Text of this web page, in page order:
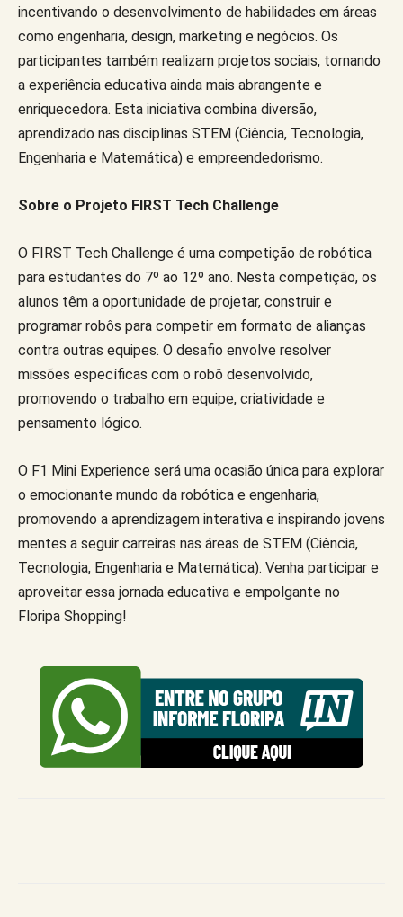
incentivando o desenvolvimento de habilidades em áreas
como engenharia, design, marketing e negócios. Os
participantes também realizam projetos sociais, tornando
a experiência educativa ainda mais abrangente e
enriquecedora. Esta iniciativa combina diversão,
aprendizado nas disciplinas STEM (Ciência, Tecnologia,
Engenharia e Matemática) e empreendedorismo.
Sobre o Projeto FIRST Tech Challenge
O FIRST Tech Challenge é uma competição de robótica
para estudantes do 7º ao 12º ano. Nesta competição, os
alunos têm a oportunidade de projetar, construir e
programar robôs para competir em formato de alianças
contra outras equipes. O desafio envolve resolver
missões específicas com o robô desenvolvido,
promovendo o trabalho em equipe, criatividade e
pensamento lógico.
O F1 Mini Experience será uma ocasião única para explorar
o emocionante mundo da robótica e engenharia,
promovendo a aprendizagem interativa e inspirando jovens
mentes a seguir carreiras nas áreas de STEM (Ciência,
Tecnologia, Engenharia e Matemática). Venha participar e
aproveitar essa jornada educativa e empolgante no
Floripa Shopping!